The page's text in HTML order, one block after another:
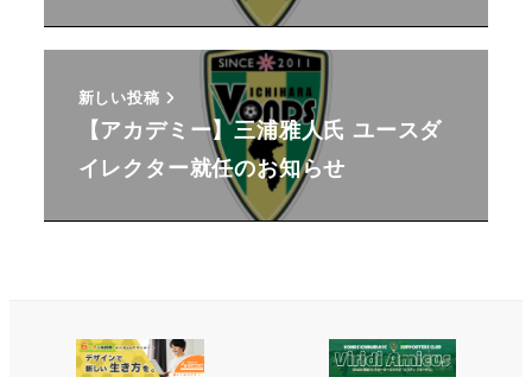
新しい投稿
【アカデミー】三浦雅人氏 ユースダ
イレクター就任のお知らせ